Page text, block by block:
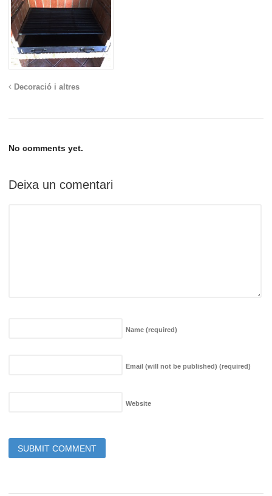
Decoració i altres
No comments yet.
Deixa un comentari
Name (required)
Email (will not be published) (required)
Website